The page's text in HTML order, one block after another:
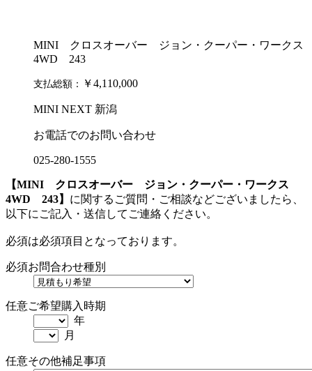
MINI クロスオーバー ジョン・クーパー・ワークス
4WD 243
支払総額： ￥4,110,000
MINI NEXT 新潟
お電話でのお問い合わせ
025-280-1555
【MINI クロスオーバー ジョン・クーパー・ワークス
4WD 243】 に関するご質問・ご相談などございましたら、
以下にご記入・送信してご連絡ください。
必須は必須項目となっております。
必須お問合わせ種別
任意ご希望購入時期
年
月
任意その他補足事項